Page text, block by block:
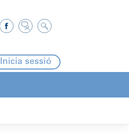
Inicia sessió